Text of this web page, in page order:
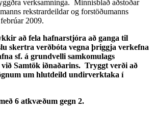
verksamninga. Minnisblað aðstoðar
rekstrardeildar og forstöðumanns
2009.
að fela hafnarstjóra að ganga til
skertra verðbóta vegna þriggja verkefna
sf. á grundvelli samkomulags
Samtök iðnaðarins. Tryggt verði að
um hlutdeild undirverktaka í
6 atkvæðum gegn 2.